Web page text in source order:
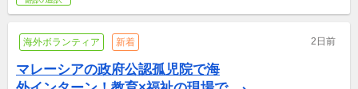
海外ボランティア 新着 2日前
マレーシアの政府公認孤児院で海